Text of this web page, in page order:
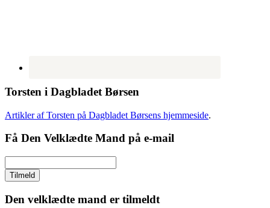
Torsten i Dagbladet Børsen
Artikler af Torsten på Dagbladet Børsens hjemmeside.
Få Den Velklædte Mand på e-mail
Den velklædte mand er tilmeldt